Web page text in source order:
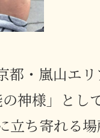
・嵐山エリ
神様」とし
立ち寄れる